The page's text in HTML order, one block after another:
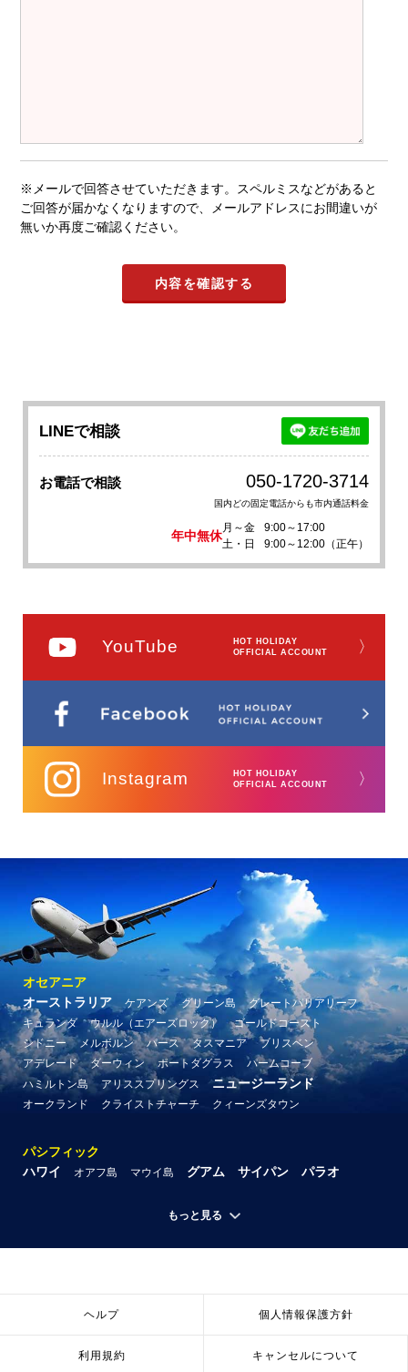
※メールで回答させていただきます。スペルミスなどがあると
ご回答が届かなくなりますので、メールアドレスにお間違いが
無いか再度ご確認ください。
LINEで相談
お電話で相談 050-1720-3714
国内どの固定電話からも市内通話料金
年中無休
月～金
9:00～17:00
土・日
9:00～12:00（正午）
YouTube
HOT HOLIDAY
OFFICIAL ACCOUNT
〉
Instagram
HOT HOLIDAY
OFFICIAL ACCOUNT
〉
オセアニア
オーストラリア
ケアンズ グリーン島
グレートバリアリーフ
キュランダ
ウルル（エアーズロック）
ゴールドコースト
シドニー
メルボルン パース タスマニア
ブリスベン
アデレード
ダーウィン ポートダグラス
パームコーブ
ハミルトン島
アリススプリングス ニュージーランド
オークランド クライストチャーチ クィーンズタウン
パシフィック
ハワイ
オアフ島 マウイ島 グアム サイパン パラオ
もっと見る
ヘルプ 個人情報保護方針
利用規約 キャンセルについて